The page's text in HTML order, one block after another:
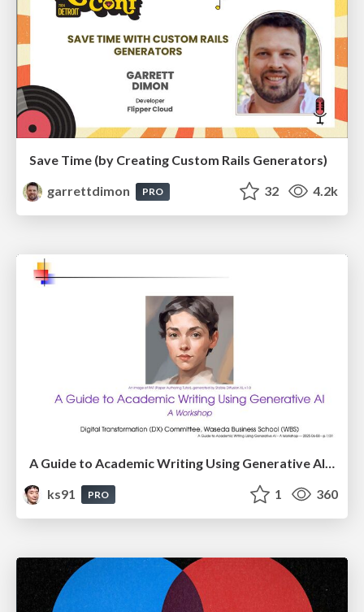
Save Time (by Creating Custom Rails Generators)
garrettdimon
PRO 32 4.2k
ks91
PRO 1 360